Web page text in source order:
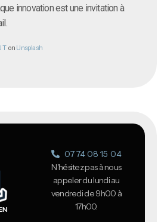
innovation est une invitation à
Ton Unsplash
07 74 08 15 04
N'hésitez pas à nous
appeler du lundi au
vendredi de 9h00 à
17h00.